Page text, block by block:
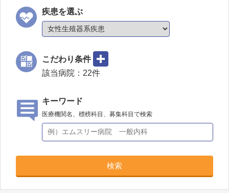
疾患を選ぶ
こだわり条件
該当病院： 22件
キーワード
医療機関名、標榜科目、募集科目で検索
検索